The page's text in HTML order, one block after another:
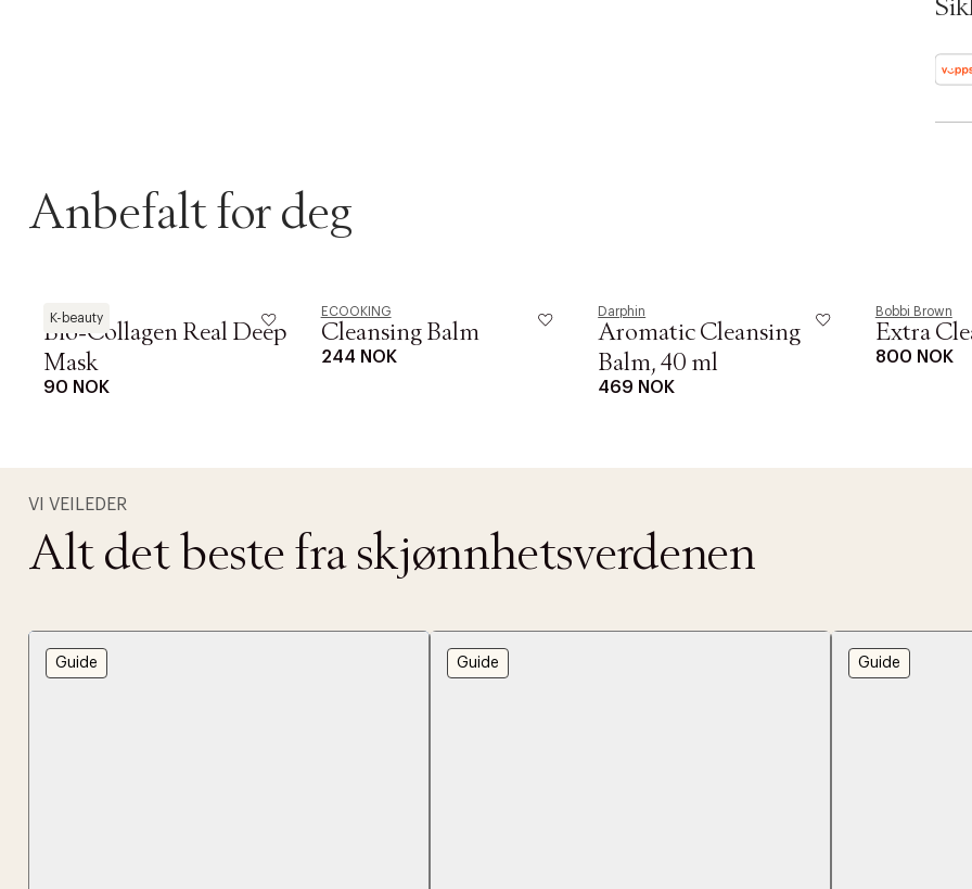
Anbefalt for deg
K-beauty
Biodance
Bio-Collagen Real Deep
Mask
90 NOK
ECOOKING
Cleansing Balm
244 NOK
Darphin
Aromatic Cleansing
Balm, 40 ml
469 NOK
Bobbi Brown
Extra
800 NOK
VI VEILEDER
Alt det beste fra skjønnhetsverdenen
Guide Guide Guide